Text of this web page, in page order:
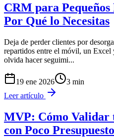
CRM para Pequeños
Por Qué lo Necesitas
Deja de perder clientes por
repartidos entre el móvil, un Excel
olvida hacer seguimi...
19 ene 2026 3 min
Leer artículo
MVP: Cómo Validar
con Poco Presupuesto